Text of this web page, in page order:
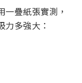
疊紙張實測，
多強大：